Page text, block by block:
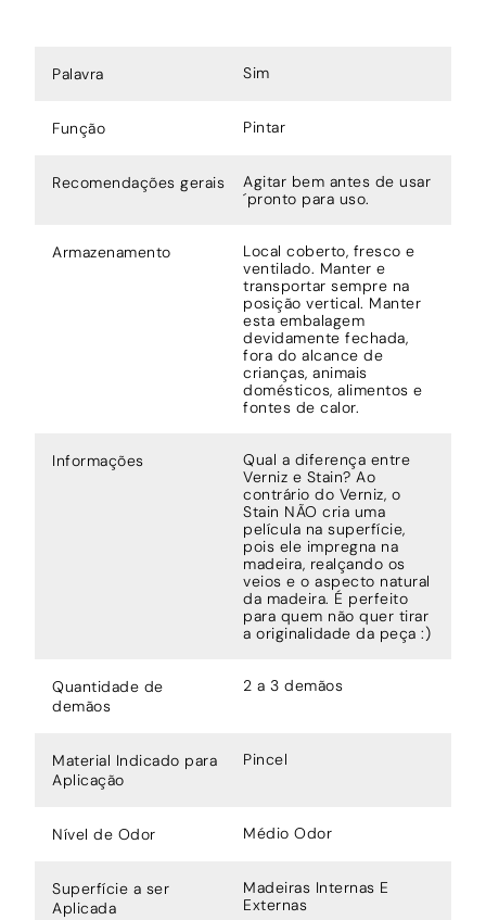
Palavra Sim
Função Pintar
Recomendações gerais
Agitar bem antes de usar
´pronto para uso.
Armazenamento
Local coberto, fresco e
ventilado. Manter e
transportar sempre na
posição vertical. Manter
esta embalagem
devidamente fechada,
fora do alcance de
crianças, animais
domésticos, alimentos e
fontes de calor.
Informações
Qual a diferença entre
Verniz e Stain? Ao
contrário do Verniz, o
Stain NÃO cria uma
película na superfície,
pois ele impregna na
madeira, realçando os
veios e o aspecto natural
da madeira. É perfeito
para quem não quer tirar
a originalidade da peça :)
Quantidade de
demãos
2 a 3 demãos
Material Indicado para
Aplicação
Pincel
Nível de Odor Médio Odor
Superfície a ser
Aplicada
Madeiras Internas E
Externas